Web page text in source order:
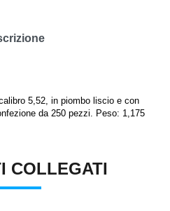
5,52, in piombo liscio e con
da 250 pezzi. Peso: 1,175
COLLEGATI